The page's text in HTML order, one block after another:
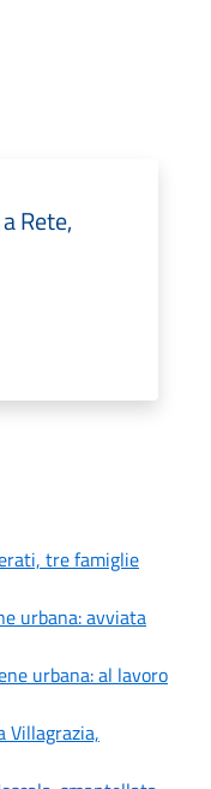
Rete,
tre famiglie
urbana: avviata
urbana: al lavoro
Villagrazia,